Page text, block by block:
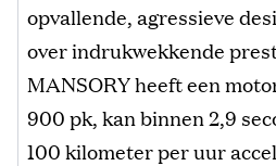
opvallende, agressieve
over indrukwekkende
MANSORY heeft een
900 pk, kan binnen 2,9
100 kilometer per uur